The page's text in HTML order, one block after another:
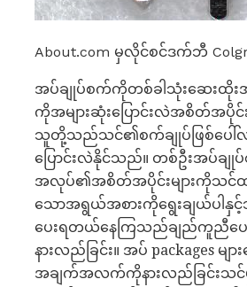
About.com မှလိုင်စင်ဒက်ဘီ
အပ်ချုပ်စက်ကိုတစ်ခါသုံးဆေးထို
ကိုအများဆုံးပြောင်းလဲအစိတ်အပိုင်
သူတို့သည်သင်၏စက်ချုပ်ဖြစ်ပေ
ပြောင်းလဲနိုင်သည်။ တစ်ဦးအပ်ခ
အလုပ်၏အစိတ်အပိုင်းများကိုသင်
သောအရွယ်အစားကိုရွေးချယ်ပါနှ
ပေးရတယ်နေကြသည်ချည်ကူညီပ
နားလည်ခြင်း။ အပ် packages မျ
အချက်အလက်ကိုနားလည်ခြင်းသင်